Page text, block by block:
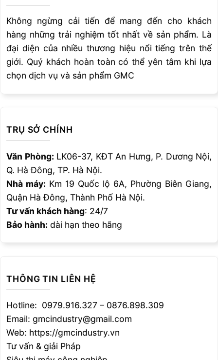
QUE
ĐẮP
CỨNG
MÀI
MÒN
UTP
S
DUR
600
56-58
HRC
chịu đồng thời mài mòn, va
đập và áp lực như răng , gàu
máy xúc, bàn ủi, côn nghiền,
búa nghiền, lưỡi của dụng
cụ cắt nguội…
Que hàn Mn cao thêm Ni, Cr
UTP
S
BMC
260-
550HB
dùng cho hàm nghiền, búa
nghiền, trục nghiền, tấm lót
mòn trượt, giật với đất đá,
cát….
UTP
240 HB-
Ứng dụng chủ yếu cho thép
thủy điện, kết cấu bơm các
UTP
S
60 HRC
trục nghiền mía đường.
UTP
S
LEDURIT
61
60 HRC
Hàn các bề mặt chịu mài
mòn cao và va đập trung
bình như vít, lưỡi trộn, bề
Không ngừng cải tiến để mang đến cho khách
hàng những trải nghiệm tốt nhất về sản phẩm. Là
đại diện của nhiều thương hiệu nổi tiếng trên thế
giới. Quý khách hoàn toàn có thể yên tâm khi lựa
chọn dịch vụ và sản phẩm GMC
TRỤ SỞ CHÍNH
Văn Phòng: LK06-37, KĐT An Hưng, P. Dương Nội,
Q. Hà Đông, TP. Hà Nội.
Nhà máy: Km 19 Quốc lộ 6A, Phường Biên Giang,
Quận Hà Đông, Thành Phố Hà Nội.
Tư vấn khách hàng: 24/7
Bảo hành: dài hạn theo hãng
THÔNG TIN LIÊN HỆ
Hotline: 0979.916.327 – 0876.898.309
Email: gmcindustry@gmail.com
Web: https://gmcindustry.vn
Tư vấn & giải Pháp